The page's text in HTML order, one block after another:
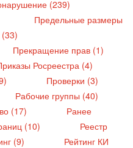
(239)
Предельные размеры
Прекращение прав (1)
Росреестра (4)
Проверки (3)
Рабочие группы (40)
(17)
Ранее
(10)
Реестр
(9)
Рейтинг КИ